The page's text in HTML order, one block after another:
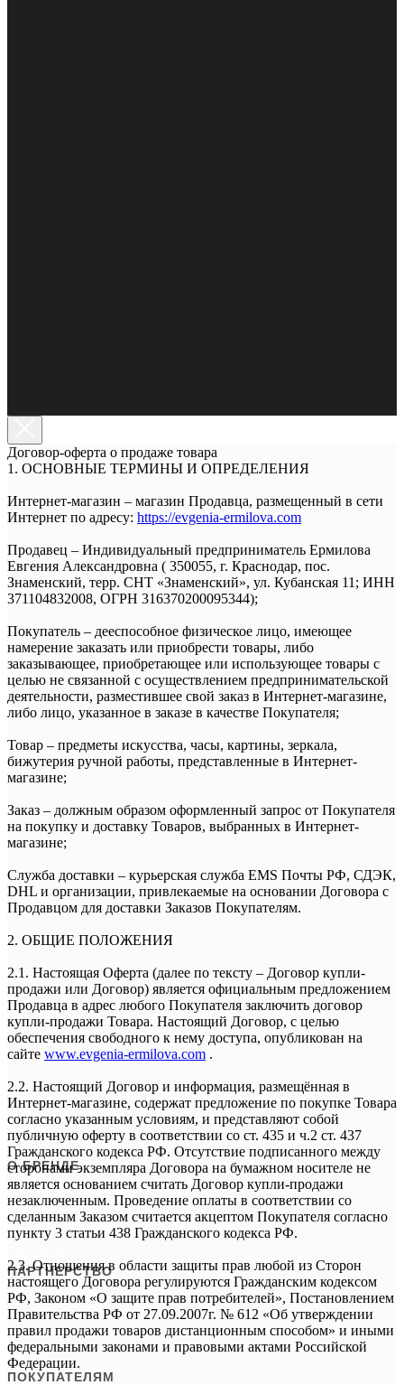
О БРЕНДЕ
Evgenia Ermilova™
О Евгении Ермиловой
О скульптурной живописи
ПАРТНЕРСТВО
Дизайнерам
Галереям
Организаторам МК
Райдер
ПОКУПАТЕЛЯМ
Договор-оферта о продаже товара
1. ОСНОВНЫЕ ТЕРМИНЫ И ОПРЕДЕЛЕНИЯ
Интернет-магазин – магазин Продавца, размещенный в сети
Интернет по адресу: https://evgenia-ermilova.com
Продавец – Индивидуальный предприниматель Ермилова
Евгения Александровна ( 350055, г. Краснодар, пос.
Знаменский, терр. СНТ «Знаменский», ул. Кубанская 11; ИНН
371104832008, ОГРН 316370200095344);
Покупатель – дееспособное физическое лицо, имеющее
намерение заказать или приобрести товары, либо
заказывающее, приобретающее или использующее товары с
целью не связанной с осуществлением предпринимательской
деятельности, разместившее свой заказ в Интернет-магазине,
либо лицо, указанное в заказе в качестве Покупателя;
Товар – предметы искусства, часы, картины, зеркала,
бижутерия ручной работы, представленные в Интернет-
магазине;
Заказ – должным образом оформленный запрос от Покупателя
на покупку и доставку Товаров, выбранных в Интернет-
магазине;
Служба доставки – курьерская служба EMS Почты РФ, СДЭК,
DHL и организации, привлекаемые на основании Договора с
Продавцом для доставки Заказов Покупателям.
2. ОБЩИЕ ПОЛОЖЕНИЯ
2.1. Настоящая Оферта (далее по тексту – Договор купли-
продажи или Договор) является официальным предложением
Продавца в адрес любого Покупателя заключить договор
купли-продажи Товара. Настоящий Договор, с целью
обеспечения свободного к нему доступа, опубликован на
сайте www.evgenia-ermilova.com .
2.2. Настоящий Договор и информация, размещённая в
Интернет-магазине, содержат предложение по покупке Товара
согласно указанным условиям, и представляют собой
публичную оферту в соответствии со ст. 435 и ч.2 ст. 437
Гражданского кодекса РФ. Отсутствие подписанного между
сторонами экземпляра Договора на бумажном носителе не
является основанием считать Договор купли-продажи
незаключенным. Проведение оплаты в соответствии со
сделанным Заказом считается акцептом Покупателя согласно
пункту 3 статьи 438 Гражданского кодекса РФ.
2.3. Отношения в области защиты прав любой из Сторон
настоящего Договора регулируются Гражданским кодексом
РФ, Законом «О защите прав потребителей», Постановлением
Правительства РФ от 27.09.2007г. № 612 «Об утверждении
правил продажи товаров дистанционным способом» и иными
федеральными законами и правовыми актами Российской
Федерации.